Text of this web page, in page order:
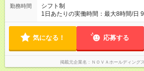
ーディな昇格。
え、毎月、現場の管理職が優秀な人
入社2～3年目でサブマネージャーへ
アアップするケースも珍しくありません。 【試用期間】
間あり 試用期間の長さ：1ヶ月 ※ 雇
と異なる部分があります。 雇用形態
時給 1,400円以上 ※月途中での入社の
インターンとして勤務になります。
勤務時間
シフト制
1日あたりの実働時間：最大8時間/日
ト制 ［ シフト例 ］ ・平日⇒12：30-21：30 ・土日祝⇒10：00-
―――――――――――― 一校舎を一人で
て、明日に備えよう」など、調整し
気になる！ 応募する
掲載元企業名 ＮＯＶＡホールディング